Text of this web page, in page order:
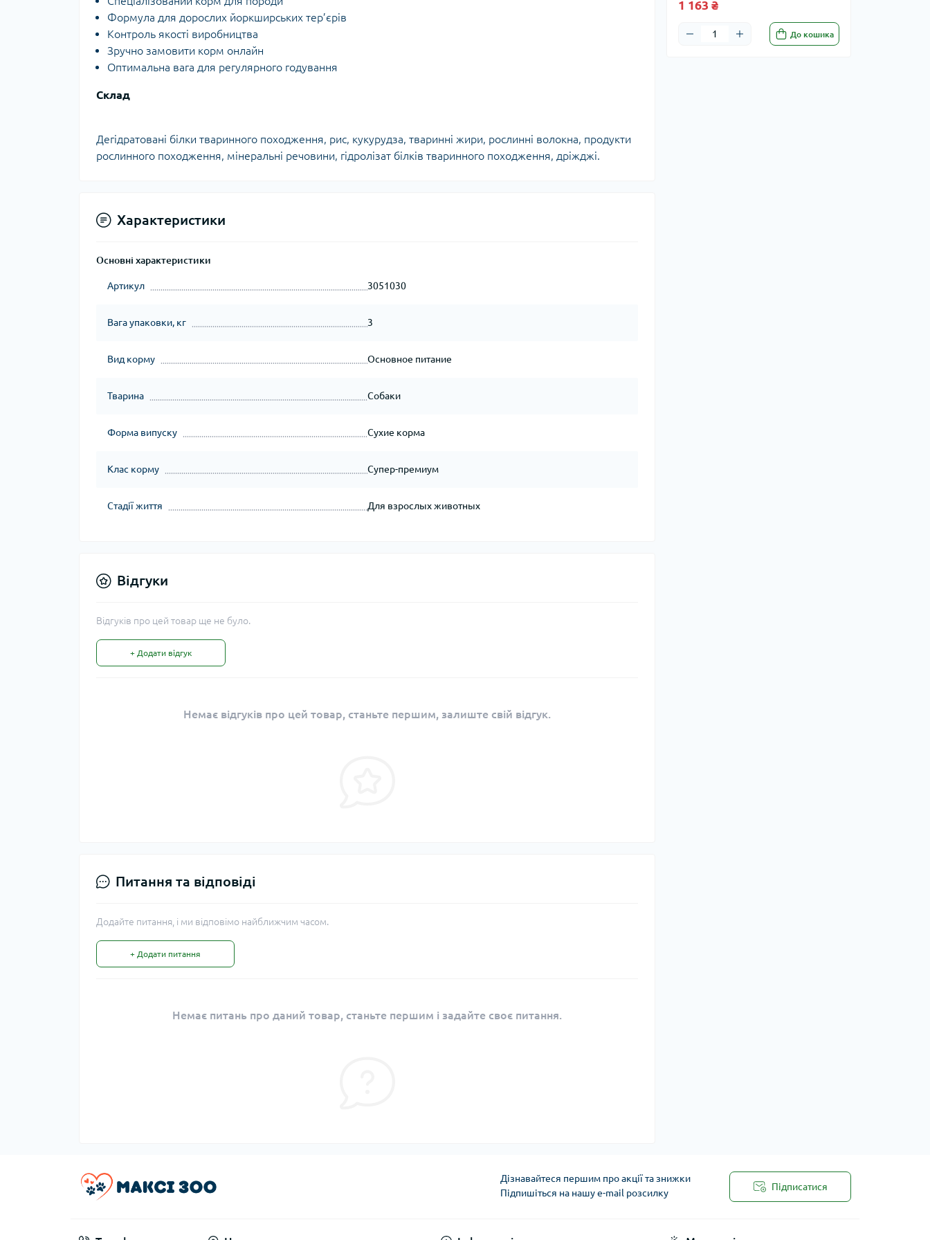
1 163 ₴
До кошика
Формула для дорослих йоркширських тер’єрів
Контроль якості виробництва
Зручно замовити корм онлайн
Оптимальна вага для регулярного годування
Склад
Дегідратовані білки тваринного походження, рис, кукурудза, тваринні жири, рослинні волокна, продукти
рослинного походження, мінеральні речовини, гідролізат білків тваринного походження, дріжджі.
Характеристики
Основні характеристики
Артикул 3051030
Вага упаковки, кг 3
Вид корму Основное питание
Тварина Собаки
Форма випуску Сухие корма
Клас корму Супер-премиум
Стадії життя Для взрослых животных
Відгуки
Відгуків про цей товар ще не було.
+ Додати відгук
Немає відгуків про цей товар, станьте першим, залиште свій відгук.
Питання та відповіді
Додайте питання, і ми відповімо найближчим часом.
+ Додати питання
Немає питань про даний товар, станьте першим і задайте своє питання.
Дізнавайтеся першим про акції та знижки
Підпишіться на нашу e-mail розсилку
Підписатися